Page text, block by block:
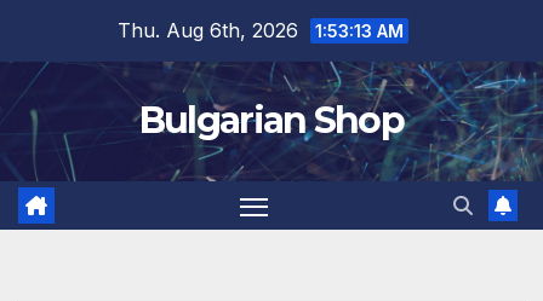
content
Thu. Aug 6th, 2026 1:53:14 AM
Bulgarian Shop